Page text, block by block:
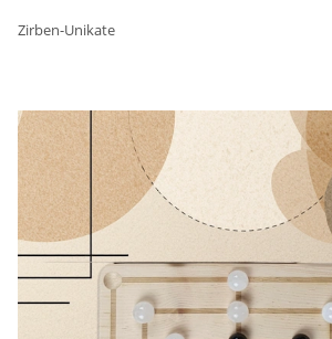
Zirben-Unikate